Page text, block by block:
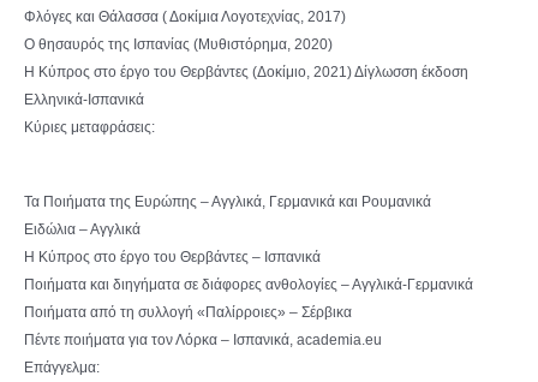
Φλόγες και Θάλασσα ( Δοκίμια Λογοτεχνίας, 2017)
Ο θησαυρός της Ισπανίας (Μυθιστόρημα, 2020)
Η Κύπρος στο έργο του Θερβάντες (Δοκίμιο, 2021) Δίγλωσση έκδοση
Ελληνικά-Ισπανικά
Κύριες μεταφράσεις:
Τα Ποιήματα της Ευρώπης – Αγγλικά, Γερμανικά και Ρουμανικά
Ειδώλια – Αγγλικά
Η Κύπρος στο έργο του Θερβάντες – Ισπανικά
Ποιήματα και διηγήματα σε διάφορες ανθολογίες – Αγγλικά-Γερμανικά
Ποιήματα από τη συλλογή «Παλίρροιες» – Σέρβικα
Πέντε ποιήματα για τον Λόρκα – Ισπανικά, academia.eu
Επάγγελμα: